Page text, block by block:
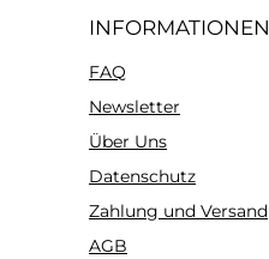
INFORMATIONEN
FAQ
Newsletter
Über Uns
Datenschutz
Zahlung und Versand
AGB